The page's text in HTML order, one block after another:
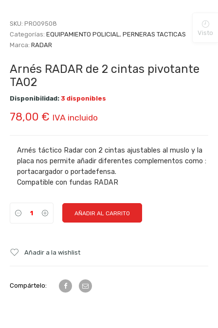
SKU: PRO09508
Categorías: EQUIPAMIENTO POLICIAL, PERNERAS TACTICAS
Marca: RADAR
Arnés RADAR de 2 cintas pivotante
TA02
Disponibilidad: 3 disponibles
78,00 € IVA incluido
Arnés táctico Radar con 2 cintas ajustables al muslo y la
placa nos permite añadir diferentes complementos como :
portacargador o portadefensa.
Compatible con fundas RADAR
AÑADIR AL CARRITO
Añadir a la wishlist
Compártelo:
Visto